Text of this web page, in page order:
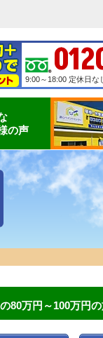
9:00～18:00 定休日な
の声
80万円～100万円